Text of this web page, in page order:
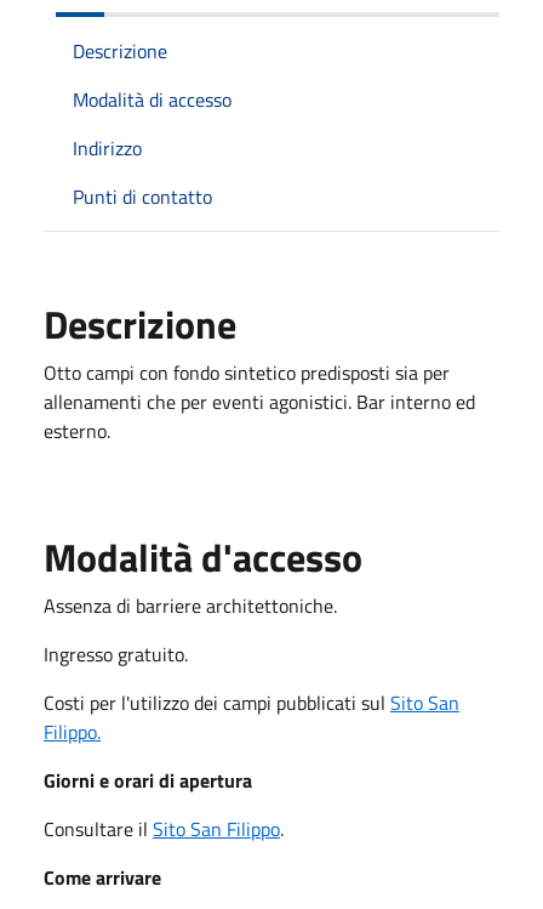
Descrizione
Modalità di accesso
Indirizzo
Punti di contatto
Descrizione
Otto campi con fondo sintetico predisposti sia per
allenamenti che per eventi agonistici. Bar interno ed
esterno.
Modalità d'accesso
Assenza di barriere architettoniche.
Ingresso gratuito.
Costi per l'utilizzo dei campi pubblicati sul Sito San
Filippo.
Giorni e orari di apertura
Consultare il Sito San Filippo.
Come arrivare